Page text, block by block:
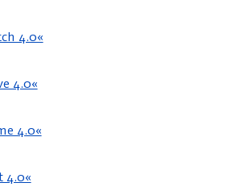
4.0«
4.0«
4.0«
4.0«